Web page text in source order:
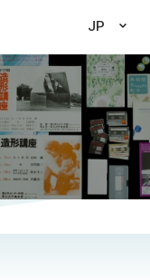
JP